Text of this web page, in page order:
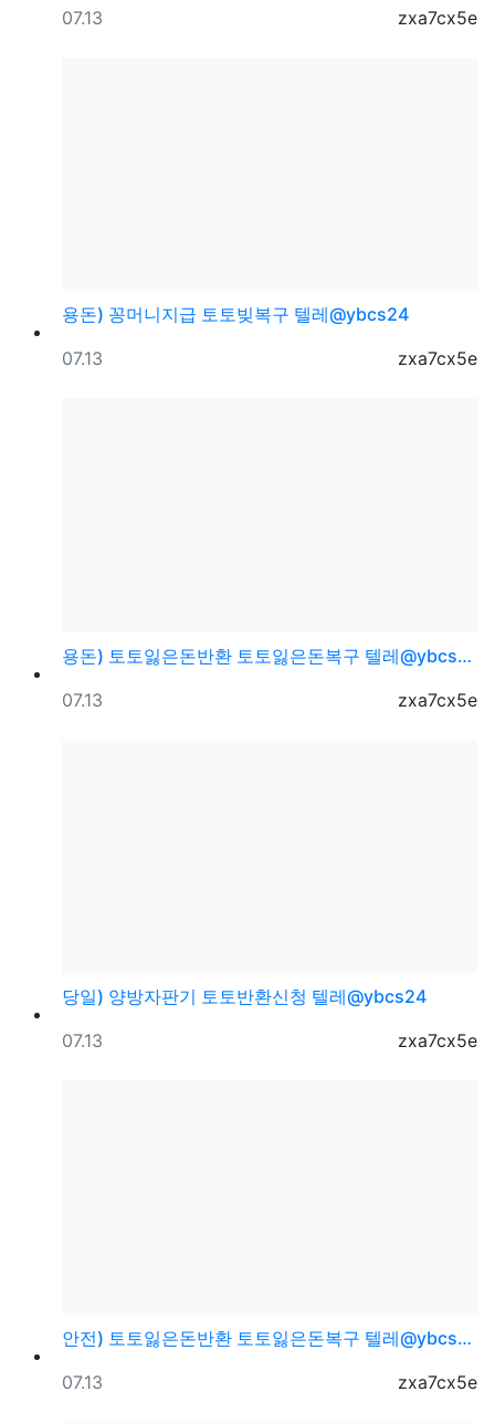
등록자
zxa7cx5e
등록일
07.13
용돈) 꽁머니지급 토토빚복구 텔레@ybcs24
등록자
zxa7cx5e
등록일
07.13
용돈) 토토잃은돈반환 토토잃은돈복구 텔레@ybcs24
등록자
zxa7cx5e
등록일
07.13
당일) 양방자판기 토토반환신청 텔레@ybcs24
등록자
zxa7cx5e
등록일
07.13
안전) 토토잃은돈반환 토토잃은돈복구 텔레@ybcs24
등록자
zxa7cx5e
등록일
07.13